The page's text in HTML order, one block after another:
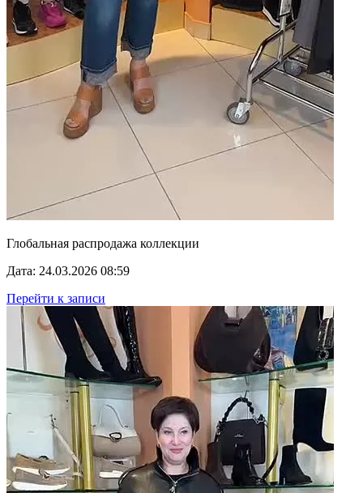
Глобальная распродажа коллекции
Дата: 24.03.2026 08:59
Перейти к записи